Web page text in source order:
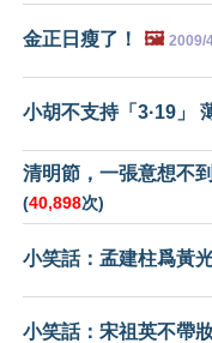
金正日瘦了！ 🖼️ 2009/
小胡不支持「3·19」
清明節，一張意想不
(40,898次)
小笑話：孟建柱爲黃
小笑話：宋祖英不帶